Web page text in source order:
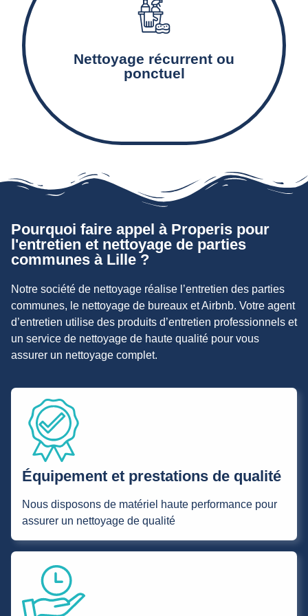
Nettoyage récurrent ou
ponctuel
Le nettoyage et l’entretien des équipements
ascenseurs et boîtes-aux-lettres.
Pourquoi faire appel à Properis pour
l'entretien et nettoyage de parties
communes à Lille ?
Notre société de nettoyage réalise l’entretien des parties
communes, le nettoyage de bureaux et Airbnb. Votre agent
d’entretien utilise des produits d’entretien professionnels et
un service de nettoyage de haute qualité pour vous
assurer un nettoyage complet.
Équipement et prestations de qualité
Nous disposons de matériel haute performance pour
assurer un nettoyage de qualité